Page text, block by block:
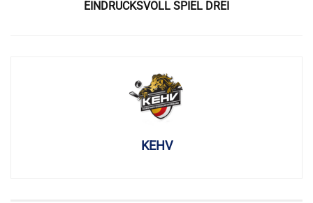
EINDRUCKSVOLL SPIEL DREI
KEHV